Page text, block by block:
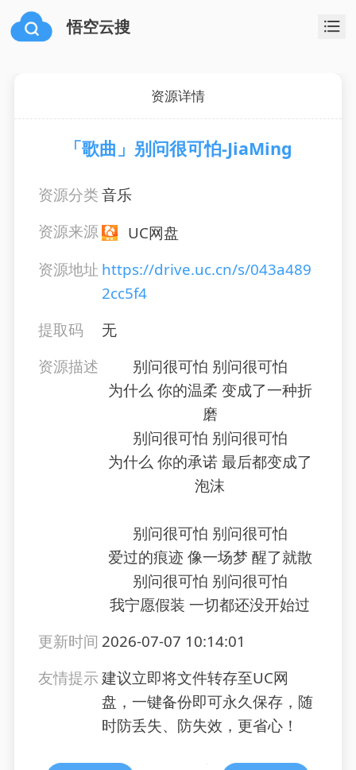
悟空云搜
资源详情
「歌曲」别问很可怕-JiaMing
资源分类音乐
资源来源
UC网盘
资源地址 https://drive.uc.cn/s/043a489
2cc5f4
提取码
无
资源描述
别问很可怕 别问很可怕
为什么 你的温柔 变成了一种折
磨
别问很可怕 别问很可怕
为什么 你的承诺 最后都变成了
泡沫
别问很可怕 别问很可怕
爱过的痕迹 像一场梦 醒了就散
别问很可怕 别问很可怕
我宁愿假装 一切都还没开始过
更新时间 2026-07-07 10:14:01
友情提示建议立即将文件转存至UC网
盘，一键备份即可永久保存，随
时防丢失、防失效，更省心！